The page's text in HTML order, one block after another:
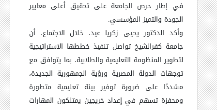
في إطار حرص الجامعة على تحقيق أعلى معايير
الجودة والتميز المؤسسي.
وأكد الدكتور يحيى زكريا عيد، خلال الاجتماع، أن
جامعة كفرالشيخ تواصل تنفيذ خططها الاستراتيجية
لتطوير المنظومة التعليمية والطلابية، بما يتوافق مع
توجهات الدولة المصرية ورؤية الجمهورية الجديدة،
مشددًا على ضرورة توفير بيئة تعليمية متطورة
ومحفزة تسهم في إعداد خريجين يمتلكون المهارات